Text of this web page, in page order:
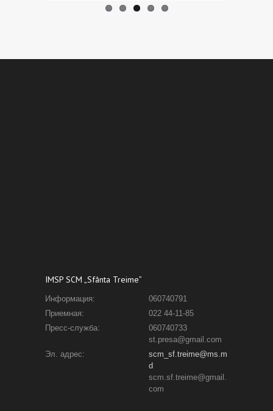
IMSP SCM „Sfânta Treime”
Информация:
060740791
Приемная:
022 44-11-85
Пресс-служба:
060740733
st.presa@gmail.com
Эл. адрес:
scm_sf.treime@ms.m
d
scm.sf.treime@gmail.
com